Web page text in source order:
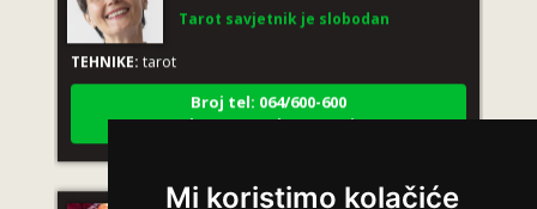
Mi koristimo kolačiće
TEHNIKE:tarot
Broj tel: 064/600-600
tel:0,93€ - mob:1,12€ min